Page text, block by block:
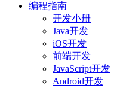
编程指南
开发小册
Java开发
iOS开发
前端开发
JavaScript开发
Android开发